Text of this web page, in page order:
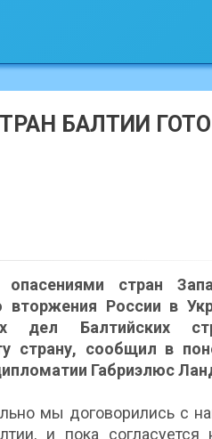
БАЛТИИ
стран
вторжения России в
дел Балтийских
страну, сообщил в
Габриэлюс
мы договорились с
и пока